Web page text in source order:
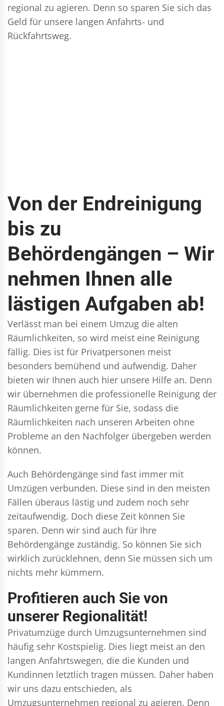
regional zu agieren. Denn so sparen Sie sich das
Geld für unsere langen Anfahrts- und
Rückfahrtsweg.
Von der Endreinigung
bis zu
Behördengängen – Wir
nehmen Ihnen alle
lästigen Aufgaben ab!
Verlässt man bei einem Umzug die alten
Räumlichkeiten, so wird meist eine Reinigung
fällig. Dies ist für Privatpersonen meist
besonders bemühend und aufwendig. Daher
bieten wir Ihnen auch hier unsere Hilfe an. Denn
wir übernehmen die professionelle Reinigung der
Räumlichkeiten gerne für Sie, sodass die
Räumlichkeiten nach unseren Arbeiten ohne
Probleme an den Nachfolger übergeben werden
können.
Auch Behördengänge sind fast immer mit
Umzügen verbunden. Diese sind in den meisten
Fällen überaus lästig und zudem noch sehr
zeitaufwendig. Doch diese Zeit können Sie
sparen. Denn wir sind auch für Ihre
Behördengänge zuständig. So können Sie sich
wirklich zurücklehnen, denn Sie müssen sich um
nichts mehr kümmern.
Profitieren auch Sie von
unserer Regionalität!
Privatumzüge durch Umzugsunternehmen sind
häufig sehr Kostspielig. Dies liegt meist an den
langen Anfahrtswegen, die die Kunden und
Kundinnen letztlich tragen müssen. Daher haben
wir uns dazu entschieden, als
Umzugsunternehmen regional zu agieren. Denn